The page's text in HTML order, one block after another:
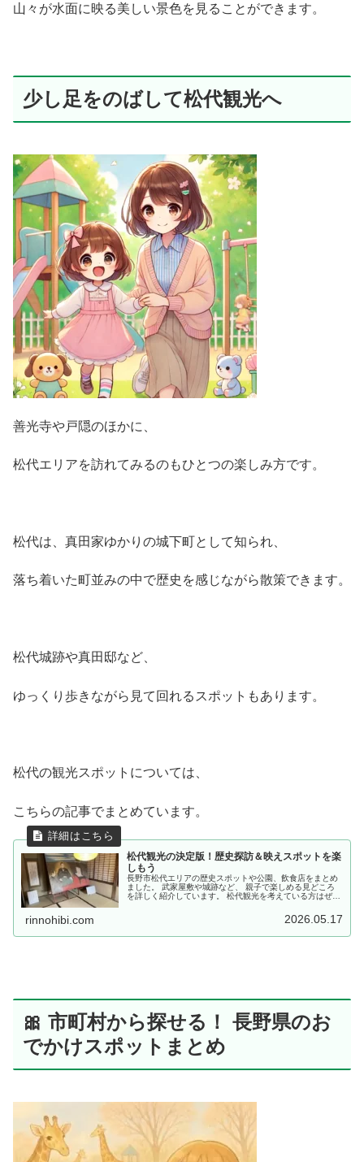
山々が水面に映る美しい景色を見ることができます。
少し足をのばして松代観光へ
善光寺や戸隠のほかに、
松代エリアを訪れてみるのもひとつの楽しみ方です。
松代は、真田家ゆかりの城下町として知られ、
落ち着いた町並みの中で歴史を感じながら散策できます。
松代城跡や真田邸など、
ゆっくり歩きながら見て回れるスポットもあります。
松代の観光スポットについては、
こちらの記事でまとめています。
松代観光の決定版！歴史探訪＆映えスポットを楽
しもう
長野市松代エリアの歴史スポットや公園、飲食店をまとめ
ました。 武家屋敷や城跡など、 親子で楽しめる見どころ
を詳しく紹介しています。 松代観光を考えている方はぜひ
rinnohibi.com 2026.05.17
🎀 市町村から探せる！ 長野県のお
でかけスポットまとめ